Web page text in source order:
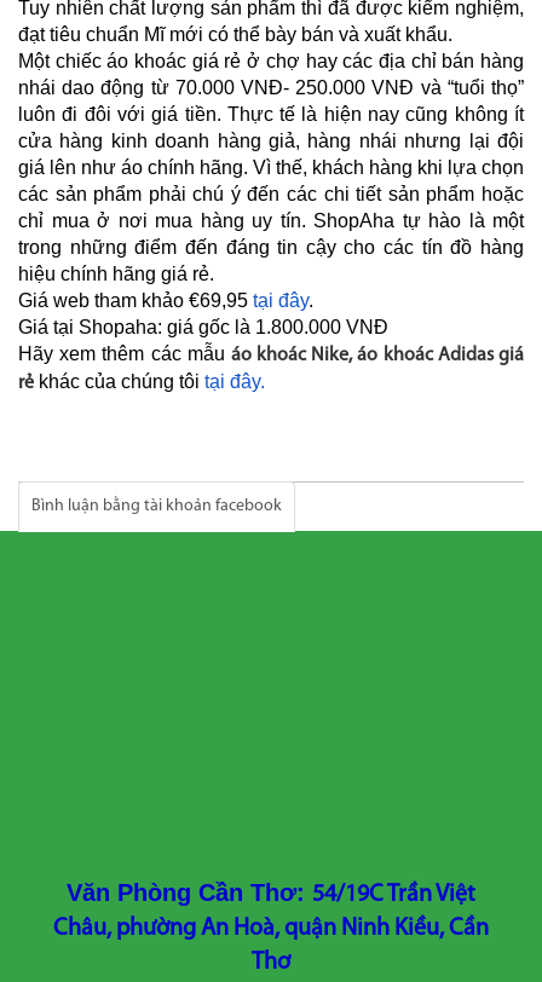
Tuy nhiên chất lượng sản phẩm thì đã được kiểm nghiệm,
đạt tiêu chuẩn Mĩ mới có thể bày bán và xuất khẩu.
Một chiếc áo khoác giá rẻ ở chợ hay các địa chỉ bán hàng
nhái dao động từ 70.000 VNĐ- 250.000 VNĐ và “tuổi thọ”
luôn đi đôi với giá tiền. Thực tế là hiện nay cũng không ít
cửa hàng kinh doanh hàng giả, hàng nhái nhưng lại đội
giá lên như áo chính hãng. Vì thế, khách hàng khi lựa chọn
các sản phẩm phải chú ý đến các chi tiết sản phẩm hoặc
chỉ mua ở nơi mua hàng uy tín. ShopAha tự hào là một
trong những điểm đến đáng tin cậy cho các tín đồ hàng
hiệu chính hãng giá rẻ.
Giá web tham khảo €69,95 tại đây.
Giá tại Shopaha: giá gốc là 1.800.000 VNĐ
Hãy xem thêm các mẫu áo khoác Nike, áo khoác Adidas giá
rẻ khác của chúng tôi tại đây.
Bình luận bằng tài khoản facebook
Văn Phòng Cần Thơ: 54/19C Trần Việt
Châu, phường An Hoà, quận Ninh Kiều, Cần
Thơ